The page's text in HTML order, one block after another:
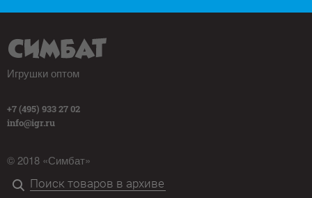
Игрушки оптом
+7 (495) 933 27 02
info@igr.ru
© 2018 «Симбат»